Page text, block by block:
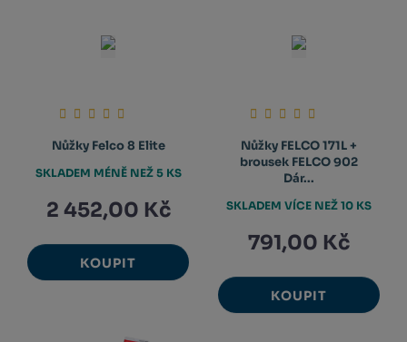
Nůžky Felco 8 Elite
2 452,00 Kč
KOUPIT
SKLADEM MÉNĚ NEŽ 5 KS
Nůžky FELCO 171L +
brousek FELCO 902
Dár...
791,00 Kč
KOUPIT
SKLADEM VÍCE NEŽ 10 KS